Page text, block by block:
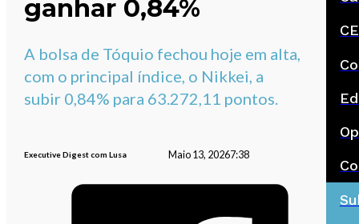
ganhar 0,84%
A bolsa de Tóquio fechou hoje em alta,
com o principal índice, o Nikkei, a
subir 0,84% para 63.272,11 pontos.
Executive Digest com Lusa Maio 13, 20267:38